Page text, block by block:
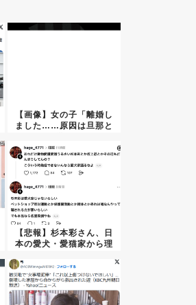
【画像】女の子「離婚し
ました……原因は旦那と
【悲報】杉本彩さん、日
本の愛犬・愛猫家から理